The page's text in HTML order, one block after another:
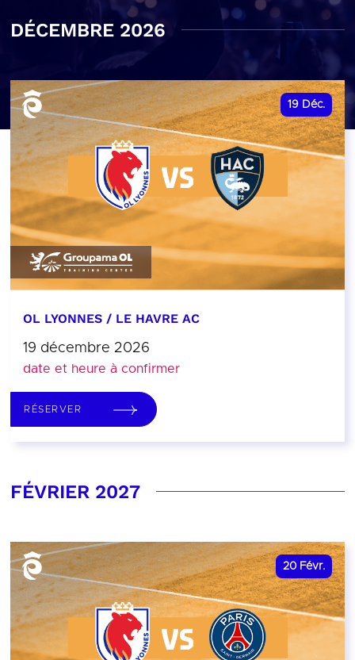
DÉCEMBRE 2026
19 Déc.
OL LYONNES / LE HAVRE AC
19 décembre 2026
date et heure à confirmer
RÉSERVER
FÉVRIER 2027
20 Févr.